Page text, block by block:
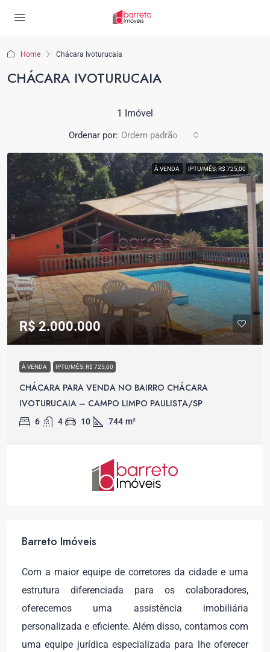
Home Chácara Ivoturucaia
CHÁCARA IVOTURUCAIA
1 Imóvel
Ordenar por: Ordem padrão
À VENDA IPTU/MÊS: R$ 725,00
R$ 2.000.000
À VENDA IPTU/MÊS: R$ 725,00
CHÁCARA PARA VENDA NO BAIRRO CHÁCARA
IVOTURUCAIA – CAMPO LIMPO PAULISTA/SP
6 4 10 744 m²
Barreto Imóveis
Com a maior equipe de corretores da cidade e uma
estrutura diferenciada para os colaboradores,
oferecemos uma assistência imobiliária
personalizada e eficiente. Além disso, contamos com
uma equipe jurídica especializada para lhe oferecer